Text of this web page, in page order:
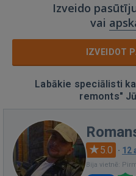
Izveido
vai
IZVEIDOT
Labākie speciālisti
remonts"
5.0 · 12
Bija vietnē: